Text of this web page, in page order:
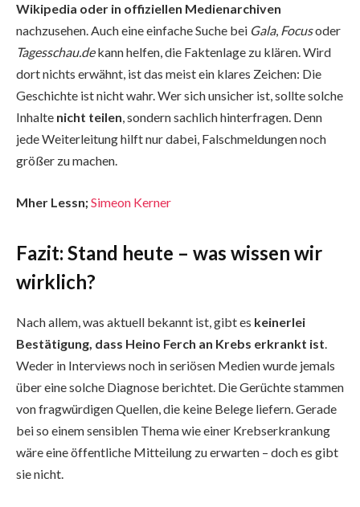
Wikipedia oder in offiziellen Medienarchiven
nachzusehen. Auch eine einfache Suche bei Gala, Focusoder
Tagesschau.dekann helfen, die Faktenlage zu klären. Wird
dort nichts erwähnt, ist das meist ein klares Zeichen: Die
Geschichte ist nicht wahr. Wer sich unsicher ist, sollte solche
Inhalte nicht teilen, sondern sachlich hinterfragen. Denn
jede Weiterleitung hilft nur dabei, Falschmeldungen noch
größer zu machen.
Mher Lessn;Simeon Kerner
Fazit: Stand heute – was wissen wir
wirklich?
Nach allem, was aktuell bekannt ist, gibt es keinerlei
Bestätigung, dass Heino Ferch an Krebs erkrankt ist.
Weder in Interviews noch in seriösen Medien wurde jemals
über eine solche Diagnose berichtet. Die Gerüchte stammen
von fragwürdigen Quellen, die keine Belege liefern. Gerade
bei so einem sensiblen Thema wie einer Krebserkrankung
wäre eine öffentliche Mitteilung zu erwarten – doch es gibt
sie nicht.